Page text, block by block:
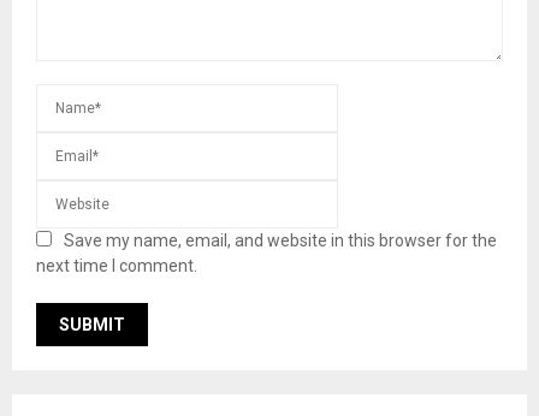
Save my name, email, and website in this browser for the
next time I comment.